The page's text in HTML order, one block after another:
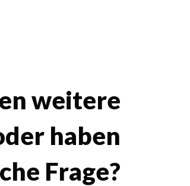
weitere
haben
Frage?